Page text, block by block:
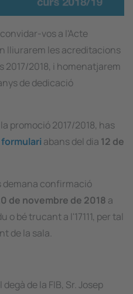
vos a l'Acte
lliurarem les acreditacions
2018, i homenatjarem
de dedicació
promoció 2017/2018, has
formulari abans del dia 12 de
demana confirmació
de novembre de 2018 a
bé trucant a l'17111, per tal
de la sala.
de la FIB, Sr. Josep